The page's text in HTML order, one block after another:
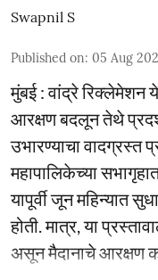
Swapnil S
Published on: 05 Aug
मुंबई : वांद्रे रिक्लेमेशन
आरक्षण बदलून तेथे
उभारण्याचा वादग्रस्त
महापालिकेच्या
यापूर्वी जून महिन्यात
होती. मात्र, या
असून मैदानाचे आरक्षण